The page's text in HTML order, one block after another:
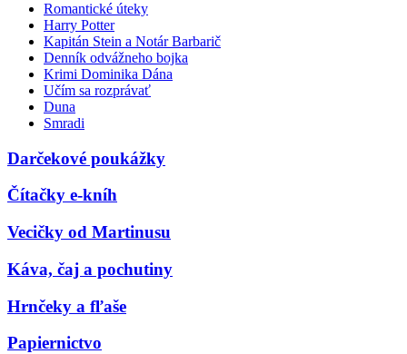
Romantické úteky
Harry Potter
Kapitán Stein a Notár Barbarič
Denník odvážneho bojka
Krimi Dominika Dána
Učím sa rozprávať
Duna
Smradi
Darčekové poukážky
Čítačky e-kníh
Vecičky od Martinusu
Káva, čaj a pochutiny
Hrnčeky a fľaše
Papiernictvo